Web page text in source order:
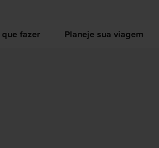
que fazer Planeje sua viagem